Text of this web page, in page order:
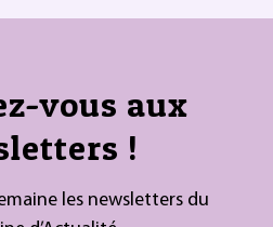
vous aux
!
les newsletters du